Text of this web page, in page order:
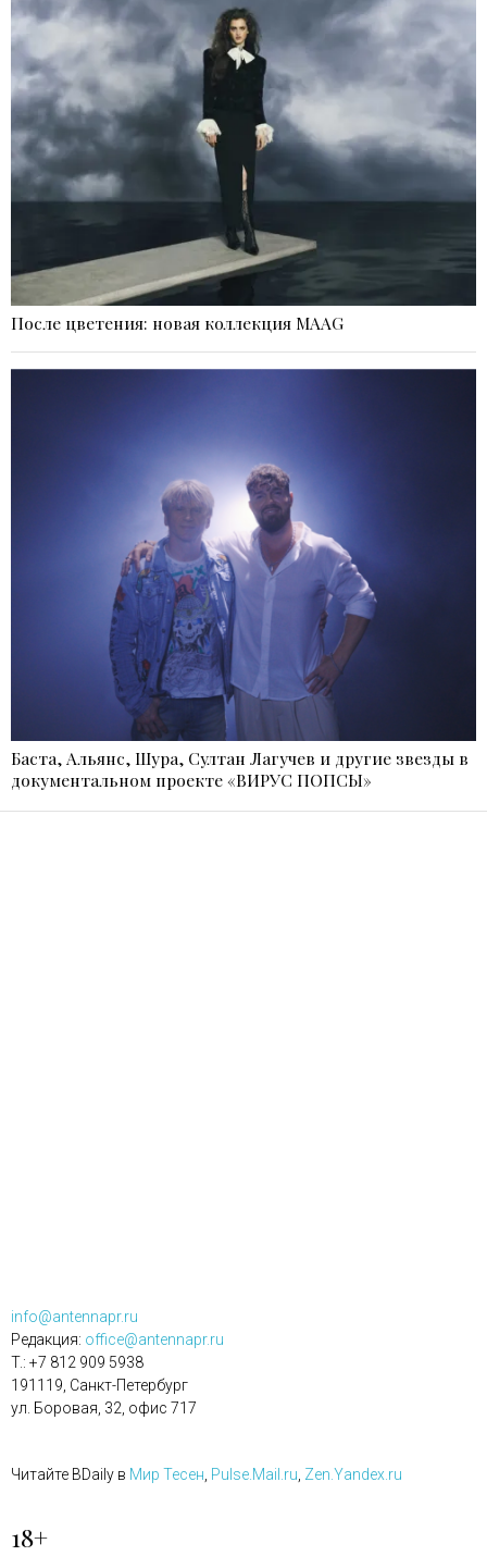
После цветения: новая коллекция MAAG
Баста, Альянс, Шура, Султан Лагучев и другие звезды в
документальном проекте «ВИРУС ПОПСЫ»
info@antennapr.ru
Редакция: office@antennapr.ru
T.: +7 812 909 5938
191119, Санкт-Петербург
ул. Боровая, 32, офис 717
Читайте BDaily в Мир Тесен Pulse.Mail.ru Zen.Yandex.ru
18+